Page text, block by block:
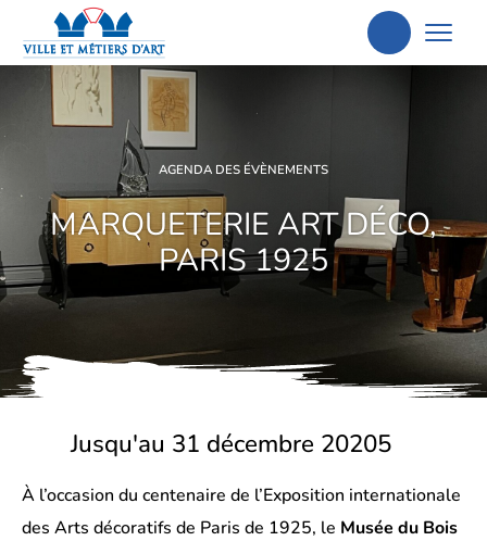
Aller
recherche
AGENDA DES ÉVÈNEMENTS
MARQUETERIE ART DÉCO,
PARIS 1925
Jusqu'au 31 décembre 20205
À l’occasion du centenaire de l’Exposition internationale
des Arts décoratifs de Paris de 1925, le Musée du Bois